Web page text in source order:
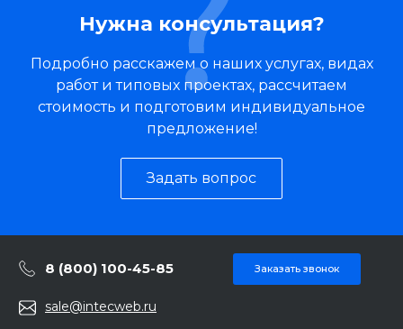
Нужна консультация?
Подробно расскажем о наших услугах, видах
работ и типовых проектах, рассчитаем
стоимость и подготовим индивидуальное
предложение!
Задать вопрос
8 (800) 100-45-85 Заказать звонок
sale@intecweb.ru